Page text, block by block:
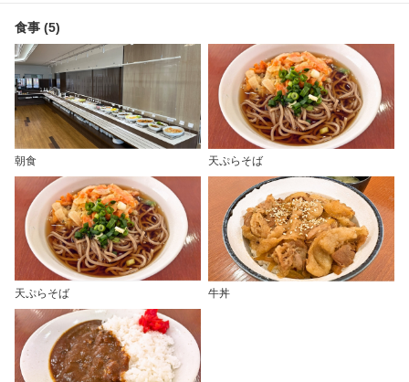
食事 (5)
朝食 天ぷらそば
天ぷらそば 牛丼